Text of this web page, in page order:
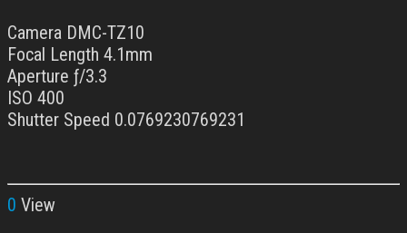
Camera DMC-TZ10
Focal Length 4.1mm
Aperture ƒ/3.3
ISO 400
Shutter Speed 0.0769230769231
0 View